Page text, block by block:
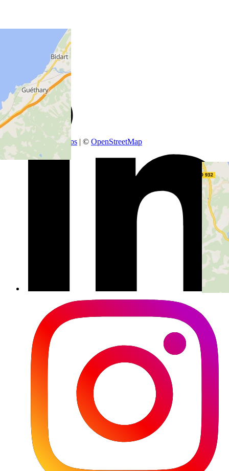
+−
Leaflet
| SmartMaps | © OpenStreetMap
Suivez nous sur